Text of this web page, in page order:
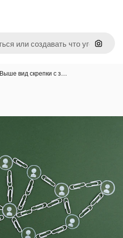
Поиск
Выше вид скрепки с з…